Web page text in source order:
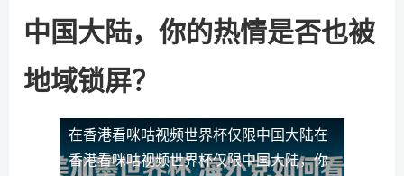
中国大陆，你的热情是否也被
地域锁屏？
在香港看咪咕视频世界杯仅限中国大陆在
香港看咪咕视频世界杯仅限中国大陆，你